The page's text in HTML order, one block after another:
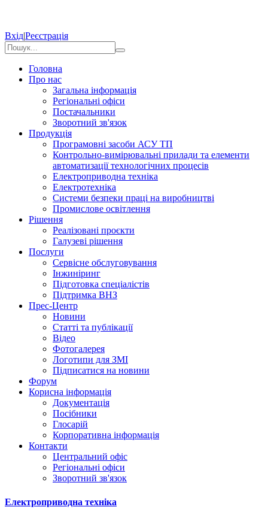
Вхід|Реєстрація
Головна
Про нас
Загальна інформація
Регіональні офіси
Постачальники
Зворотний зв'язок
Продукція
Програмовні засоби АСУ ТП
Контрольно-вимірювальні прилади та елементи
автоматизації технологічних процесів
Електроприводна техніка
Електротехніка
Системи безпеки праці на виробництві
Промислове освітлення
Рішення
Реалізовані проєкти
Галузеві рішення
Послуги
Сервісне обслуговування
Інжиніринг
Підготовка спеціалістів
Підтримка ВНЗ
Прес-Центр
Новини
Статті та публікації
Відео
Фотогалерея
Логотипи для ЗМІ
Підписатися на новини
Форум
Корисна інформація
Документація
Посібники
Глосарій
Корпоративна інформація
Контакти
Центральний офіс
Регіональні офіси
Зворотний зв'язок
Електроприводна техніка